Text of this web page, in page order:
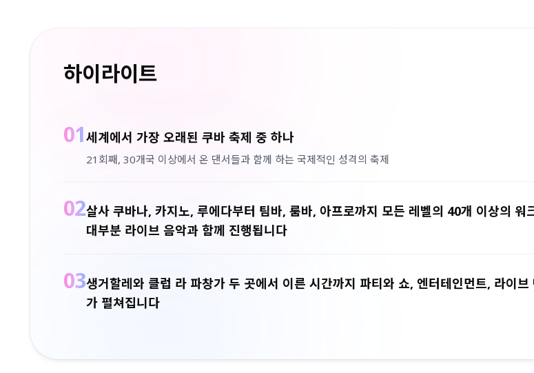
하이라이트
01세계에서 가장 오래된 쿠바 축제 중 하나
21회째, 30개국 이상에서 온 댄서들과 함께 하는 국제적인 성격의 축제
02살사 쿠바나, 카지노, 루에다부터 팀바, 룸바, 아프로까지 모든 레벨의 40개 이상의 워
대부분 라이브 음악과 함께 진행됩니다
03생거할레와 클럽 라 파창가 두 곳에서 이른 시간까지 파티와 쇼, 엔터테인먼트, 라이브
가 펼쳐집니다